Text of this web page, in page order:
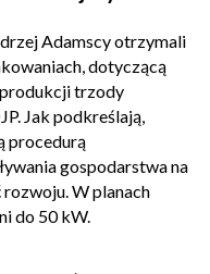
Adamscy otrzymali
dotyczącą
trzody
Jak podkreślają,
procedurą
gospodarstwa na
W planach
do 50 kW.